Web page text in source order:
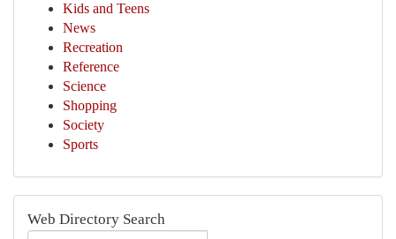
Kids and Teens
News
Recreation
Reference
Science
Shopping
Society
Sports
Web Directory Search